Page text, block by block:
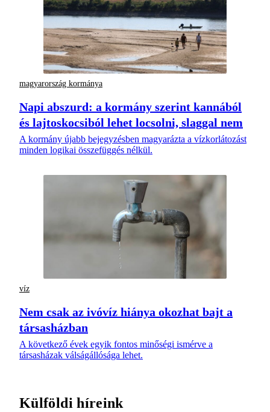
magyarország kormánya
Napi abszurd: a kormány szerint kannából
és lajtoskocsiból lehet locsolni, slaggal nem
A kormány újabb bejegyzésben magyarázta a vízkorlátozást
minden logikai összefüggés nélkül.
víz
Nem csak az ivóvíz hiánya okozhat bajt a
társasházban
A következő évek egyik fontos minőségi ismérve a
társasházak válságállósága lehet.
Külföldi híreink